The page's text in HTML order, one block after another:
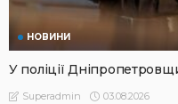
НОВИНИ
У поліції
Superadmin 03.08.2026